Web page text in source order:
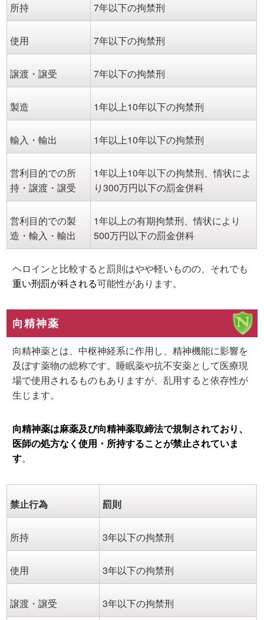
所持 7年以下の拘禁刑
使用 7年以下の拘禁刑
譲渡・譲受 7年以下の拘禁刑
製造 1年以上10年以下の拘禁刑
輸入・輸出 1年以上10年以下の拘禁刑
営利目的での所
持・譲渡・譲受
1年以上10年以下の拘禁刑、情状によ
り300万円以下の罰金併科
営利目的での製
造・輸入・輸出
1年以上の有期拘禁刑、情状により
500万円以下の罰金併科
ヘロインと比較すると罰則はやや軽いものの、それでも
重い刑罰が科される可能性があります。
向精神薬
向精神薬とは、中枢神経系に作用し、精神機能に影響を
及ぼす薬物の総称です。睡眠薬や抗不安薬として医療現
場で使用されるものもありますが、乱用すると依存性が
生じます。
向精神薬は麻薬及び向精神薬取締法で規制されており、
医師の処方なく使用・所持することが禁止されていま
す。
禁止行為 罰則
所持 3年以下の拘禁刑
使用 3年以下の拘禁刑
譲渡・譲受 3年以下の拘禁刑